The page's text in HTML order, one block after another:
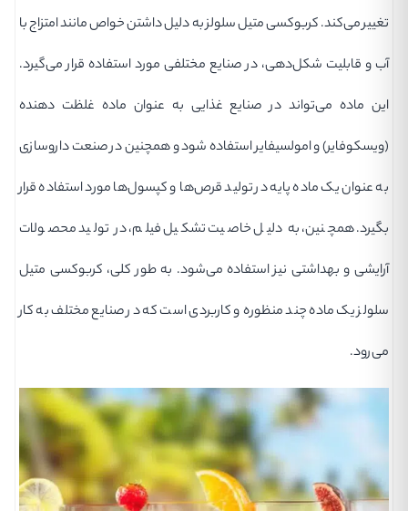
تغییر می‌کند. کربوکسی متیل سلولز به دلیل داشتن خواص مانند امتزاج با
آب و قابلیت شکل‌دهی، در صنایع مختلفی مورد استفاده قرار می‌گیرد.
این ماده می‌تواند در صنایع غذایی به عنوان ماده غلظت دهنده
(ویسکوفایر) و امولسیفایر استفاده شود و همچنین در صنعت داروسازی
به عنوان یک ماده پایه در تولید قرص‌ها و کپسول‌ها مورد استفاده قرار
بگیرد. همچنین، به دلیل خاصیت تشکیل فیلم، در تولید محصولات
آرایشی و بهداشتی نیز استفاده می‌شود. به طور کلی، کربوکسی متیل
سلولز یک ماده چند منظوره و کاربردی است که در صنایع مختلف به کار
می‌رود.